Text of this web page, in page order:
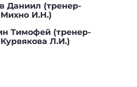
Даниил (тренер-
И.Н.)
Тимофей (тренер-
Л.И.)